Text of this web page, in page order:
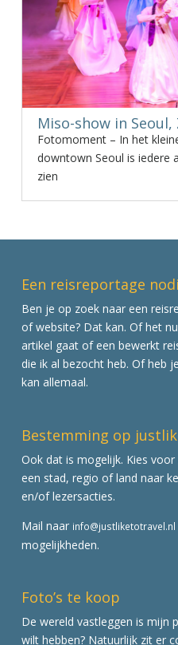
Miso-show in Seoul,
Fotomoment – In het
downtown Seoul is iedere
zien
Een reisreportage
Ben je op zoek naar een
of website? Dat kan. Of het
artikel gaat of een bewerkt
die ik al bezocht heb. Of heb
kan allemaal.
Bestemming op
Ook dat is mogelijk. Kies
een stad, regio of land naar
en/of lezersacties.
Mail naar info@justliketotravel.nl
mogelijkheden.
Foto’s te koop
De wereld vastleggen is mijn
wilt hebben? Natuurlijk zit er